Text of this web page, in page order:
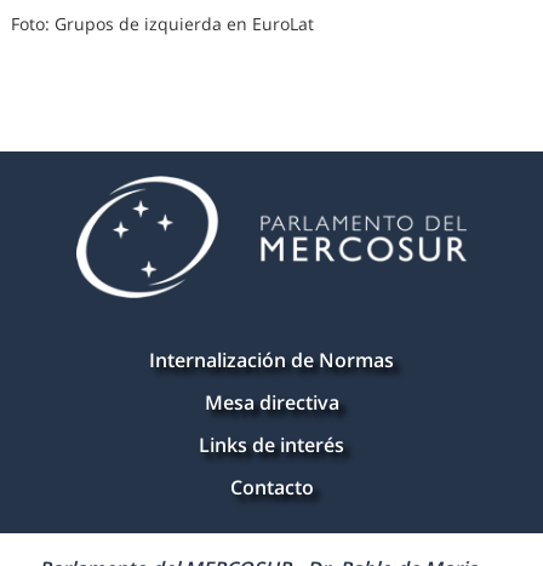
Foto: Grupos de izquierda en EuroLat
Internalización de Normas
Mesa directiva
Links de interés
Contacto